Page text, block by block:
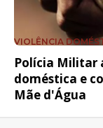
VIOLÊNCIA
Polícia Militar
doméstica e
Mãe d'Água